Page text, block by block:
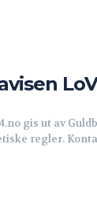
gis ut av
regler.